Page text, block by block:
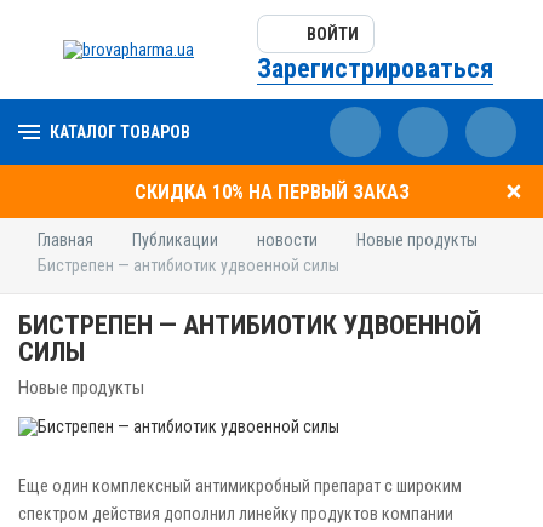
ВОЙТИ
Зарегистрироваться
КАТАЛОГ ТОВАРОВ
СКИДКА 10% НА ПЕРВЫЙ ЗАКАЗ
Главная Публикации новости
Новые продукты
Бистрепен — антибиотик удвоенной силы
БИСТРЕПЕН — АНТИБИОТИК УДВОЕННОЙ
СИЛЫ
Новые продукты
Еще один комплексный антимикробный препарат с широким
спектром действия дополнил линейку продуктов компании